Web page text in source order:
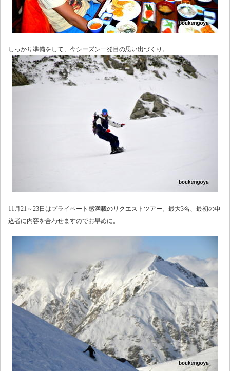
しっかり準備をして、今シーズン一発目の思い出づくり。
11月21～23日はプライベート感満載のリクエストツアー。最大3名、最初の申
込者に内容を合わせますのでお早めに。